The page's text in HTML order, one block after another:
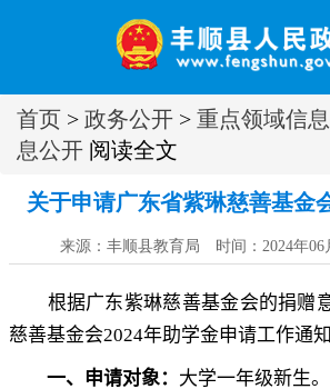
首页 > 政务公开 > 重点领域信
息公开 阅读全文
关于申请广东省紫琳慈善基金
来源：丰顺县教育局 时间：2024年06
根据广东紫琳慈善基金会的捐赠
慈善基金会2024年助学金申请工作通知
一、申请对象： 大学一年级新生。